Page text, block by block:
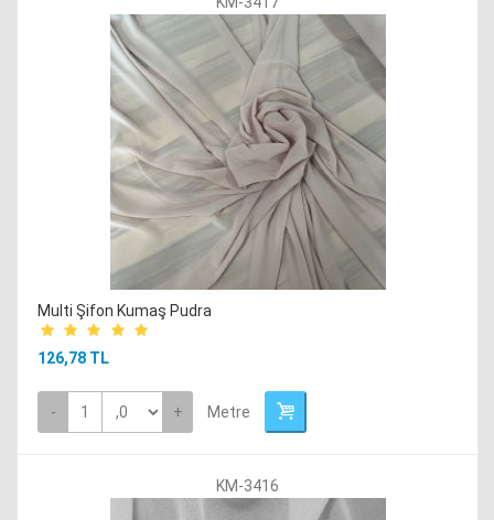
Multi Şifon Kumaş Pudra
126,78 TL
- + Metre
KM-3416